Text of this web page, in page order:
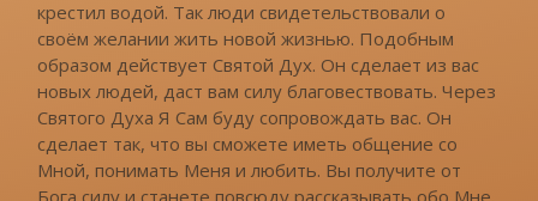
крестил водой. Так люди свидетельствовали о
своём желании жить новой жизнью. Подобным
образом действует Святой Дух. Он сделает из вас
новых людей, даст вам силу благовествовать. Через
Святого Духа Я Сам буду сопровождать вас. Он
сделает так, что вы сможете иметь общение со
Мной, понимать Меня и любить. Вы получите от
Бога силу и станете повсюду рассказывать обо Мне.